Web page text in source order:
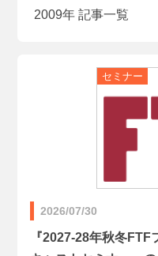
2026/07/30
『2027-28年秋冬
2009年 記事一覧